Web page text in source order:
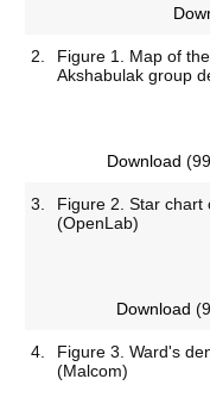
2.
Figure 1. Map of
Akshabulak group
Download
3.
Figure 2. Star chart
(OpenLab)
Download
4.
Figure 3. Ward's
(Malcom)